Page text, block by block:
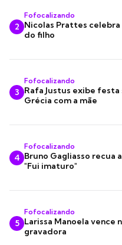
2
Fofocalizando
Nicolas Prattes celebra
do filho
3
Fofocalizando
Rafa Justus exibe
Grécia com a mãe
4
Fofocalizando
Bruno Gagliasso recua
"Fui imaturo"
5
Fofocalizando
Larissa Manoela vence
gravadora